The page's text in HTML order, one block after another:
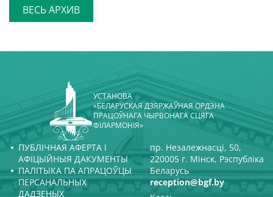
ВЕСЬ АРХИВ
УСТАНОВА
«БЕЛАРУСКАЯ ДЗЯРЖАЎНАЯ ОРДЭНА
ПРАЦОЎНАГА ЧЫРВОНАГА СЦЯГА
ФІЛАРМОНІЯ»
ПУБЛІЧНАЯ АФЕРТА І
АФІЦЫЙНЫЯ ДАКУМЕНТЫ
ПАЛІТЫКА ПА АПРАЦОЎЦЫ
ПЕРСАНАЛЬНЫХ
ДАДЗЕНЫХ
пр. Незалежнасці, 50,
220005 г. Мінск, Рэспубліка
Беларусь
reception@bgf.by